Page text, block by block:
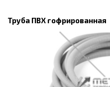
Труба ПВХ гофрированная